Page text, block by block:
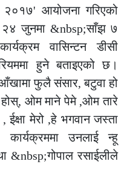
२०१७' आयोजना गरिएको
जुनमा &nbsp;साँझ ७
वासिन्टन डीसी
हुने बताइएको छ।
फुलै संसार, बटुवा हो
होस्, ओम माने पेमे ,ओम तारे
ईक्षा मेरो ,हे भगवान जस्ता
कार्यक्रममा उनलाई न्हू
&nbsp;गोपाल रसाईलीले